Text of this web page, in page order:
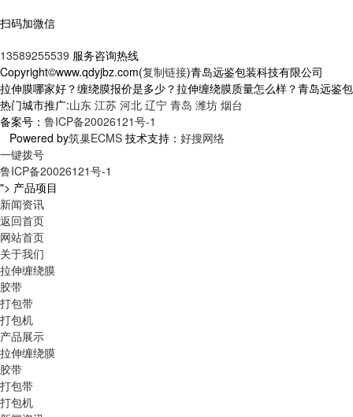
扫码加微信
13589255539 服务咨询热线
Copyright©www.qdyjbz.com(复制链接)青岛远鉴包装科技有限公司
拉伸膜哪家好？缠绕膜报价是多少？拉伸缠绕膜质量怎么样？青岛远
热门城市推广:山东 江苏 河北 辽宁 青岛 潍坊 烟台
备案号： 鲁ICP备20026121号-1
Powered by筑巢ECMS 技术支持： 好搜网络
一键拨号
鲁ICP备20026121号-1
"> 产品项目
新闻资讯
返回首页
网站首页
关于我们
拉伸缠绕膜
胶带
打包带
打包机
产品展示
拉伸缠绕膜
胶带
打包带
打包机